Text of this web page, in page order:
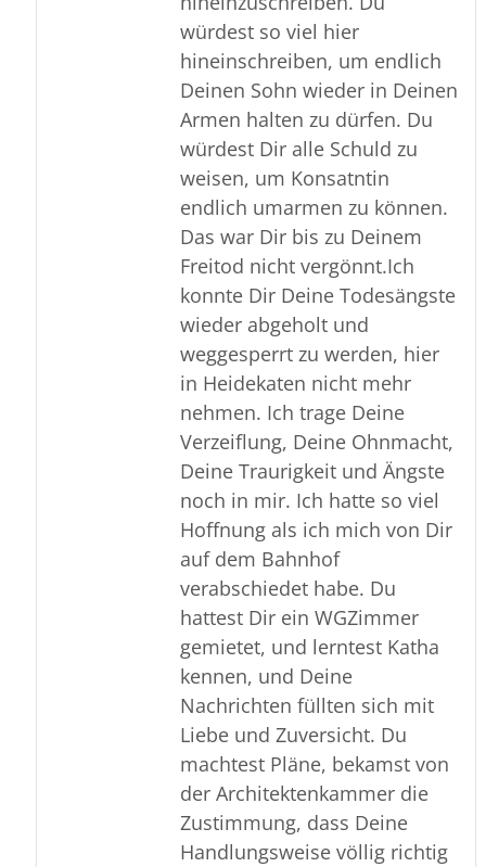
würdest so viel hier
hineinschreiben, um endlich
Deinen Sohn wieder in Deinen
Armen halten zu dürfen. Du
würdest Dir alle Schuld zu
weisen, um Konsatntin
endlich umarmen zu können.
Das war Dir bis zu Deinem
Freitod nicht vergönnt.Ich
konnte Dir Deine Todesängste
wieder abgeholt und
weggesperrt zu werden, hier
in Heidekaten nicht mehr
nehmen. Ich trage Deine
Verzeiflung, Deine Ohnmacht,
Deine Traurigkeit und Ängste
noch in mir. Ich hatte so viel
Hoffnung als ich mich von Dir
auf dem Bahnhof
verabschiedet habe. Du
hattest Dir ein WGZimmer
gemietet, und lerntest Katha
kennen, und Deine
Nachrichten füllten sich mit
Liebe und Zuversicht. Du
machtest Pläne, bekamst von
der Architektenkammer die
Zustimmung, dass Deine
Handlungsweise völlig richtig